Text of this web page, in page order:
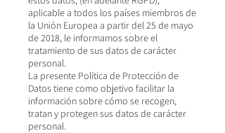
aplicable a todos los países miembros de
la Unión Europea a partir del 25 de mayo
de 2018, le informamos sobre el
tratamiento de sus datos de carácter
personal.
La presente Política de Protección de
Datos tiene como objetivo facilitar la
información sobre cómo se recogen,
tratan y protegen sus datos de carácter
personal.